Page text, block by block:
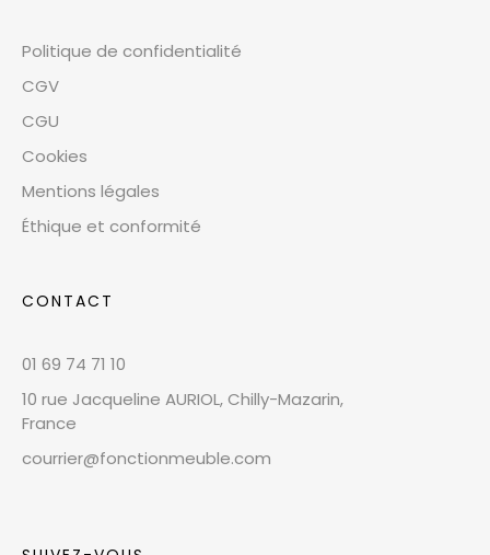
Politique de confidentialité
CGV
CGU
Cookies
Mentions légales
Éthique et conformité
CONTACT
01 69 74 71 10
10 rue Jacqueline AURIOL, Chilly-Mazarin,
France
courrier@fonctionmeuble.com